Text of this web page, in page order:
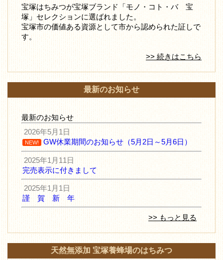
宝塚はちみつが宝塚ブランド「モノ・コト・バ 宝
塚」セレクションに選ばれました。
宝塚市の価値ある資源として市から認められた証しで
す。
>> 続きはこちら
最新のお知らせ
最新のお知らせ
2026年5月1日
NEW! GW休業期間のお知らせ（5月2日～5月6日）
2025年1月11日
完売表示に付きまして
2025年1月1日
謹 賀 新 年
>> もっと見る
天然無添加 宝塚養蜂場のはちみつ